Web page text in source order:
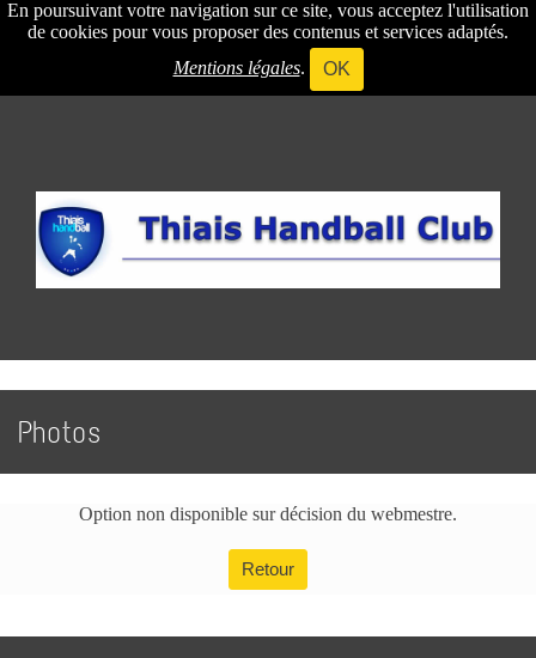
En poursuivant votre navigation sur ce site, vous acceptez l'utilisation
de cookies pour vous proposer des contenus et services adaptés.
Mentions légales. OK
Photos
Option non disponible sur décision du webmestre.
Retour